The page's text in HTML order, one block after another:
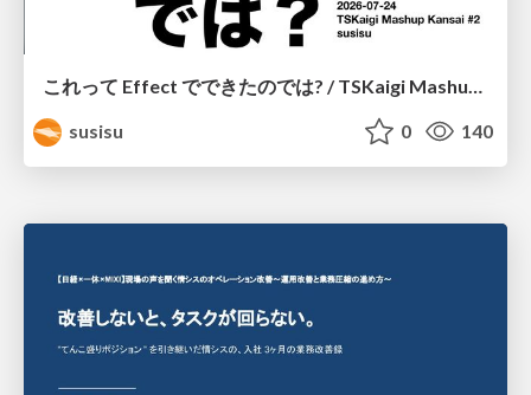
これって Effect でできたのでは? / TSKaigi Mashup Kansai #2
susisu
0 140